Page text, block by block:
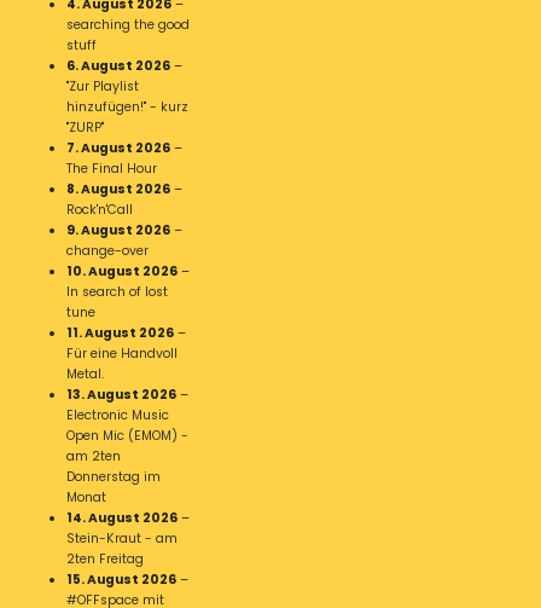
4. August 2026 –
searching the good
stuff
6. August 2026 –
"Zur Playlist
hinzufügen!" - kurz
"ZURP"
7. August 2026 –
The Final Hour
8. August 2026 –
Rock'n'Call
9. August 2026 –
change-over
10. August 2026 –
In search of lost
tune
11. August 2026 –
Für eine Handvoll
Metal.
13. August 2026 –
Electronic Music
Open Mic (EMOM) -
am 2ten
Donnerstag im
Monat
14. August 2026 –
Stein-Kraut - am
2ten Freitag
15. August 2026 –
#OFFspace mit